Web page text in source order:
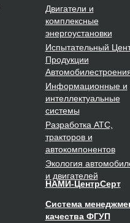
Двигатели и
комплексные
энергоустановки
Испытательный
Продукции
Информационные и
интеллектуальные
системы
Разработка АТС,
тракторов и
автокомпонентов
Экология
и двигателей
НАМИ-ЦентрСерт
Система
качества ФГУП